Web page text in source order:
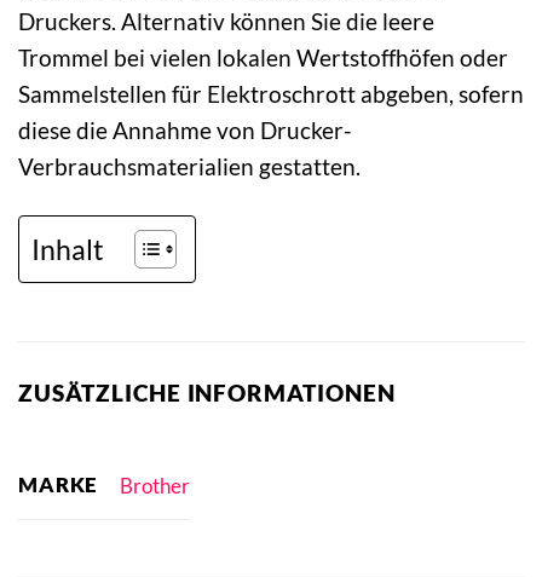
Druckers. Alternativ können Sie die leere
Trommel bei vielen lokalen Wertstoffhöfen oder
Sammelstellen für Elektroschrott abgeben, sofern
diese die Annahme von Drucker-
Verbrauchsmaterialien gestatten.
Inhalt
ZUSÄTZLICHE INFORMATIONEN
MARKE Brother